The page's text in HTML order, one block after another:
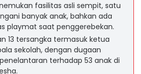
fasilitas asli sempit, satu
banyak anak, bahkan ada
playmat saat penggerebekan.
13 tersangka termasuk ketua
sekolah, dengan dugaan
terhadap 53 anak di